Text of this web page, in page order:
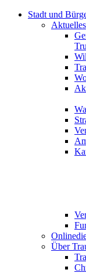
Stadt und
Aktuelles
Über